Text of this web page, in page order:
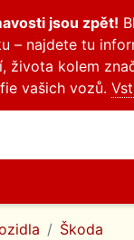
jsou zpět!
– najdete tu
života kolem
vašich vozů.
Škoda